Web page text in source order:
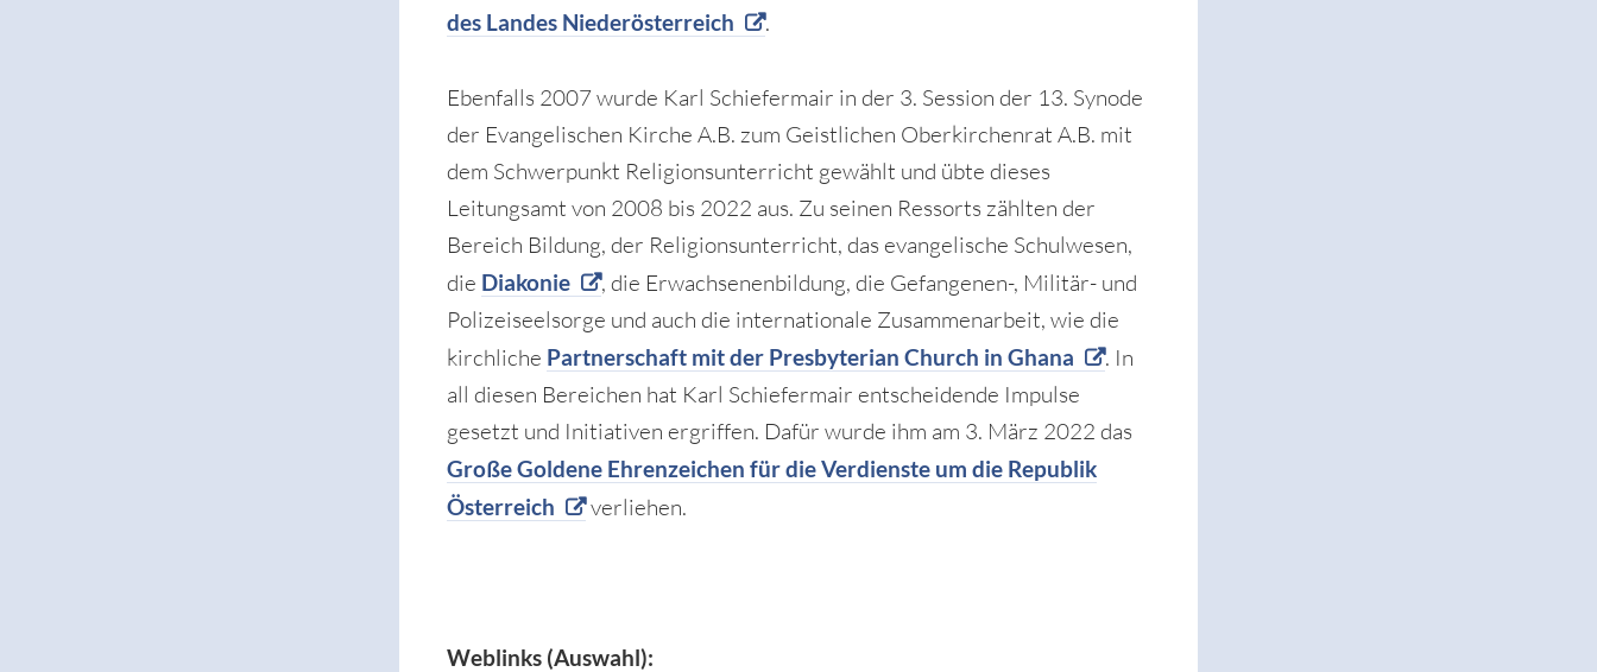
des Landes Niederösterreich
.
Ebenfalls 2007 wurde Karl Schiefermair in der 3. Session der 13. Synode
der Evangelischen Kirche A.B. zum Geistlichen Oberkirchenrat A.B. mit
dem Schwerpunkt Religionsunterricht gewählt und übte dieses
Leitungsamt von 2008 bis 2022 aus. Zu seinen Ressorts zählten der
Bereich Bildung, der Religionsunterricht, das evangelische Schulwesen,
die Diakonie
, die Erwachsenenbildung, die Gefangenen-, Militär- und
Polizeiseelsorge und auch die internationale Zusammenarbeit, wie die
kirchliche Partnerschaft mit der Presbyterian Church in Ghana
. In
all diesen Bereichen hat Karl Schiefermair entscheidende Impulse
gesetzt und Initiativen ergriffen. Dafür wurde ihm am 3. März 2022 das
Große Goldene Ehrenzeichen für die Verdienste um die Republik
Österreich
verliehen.
Weblinks (Auswahl):